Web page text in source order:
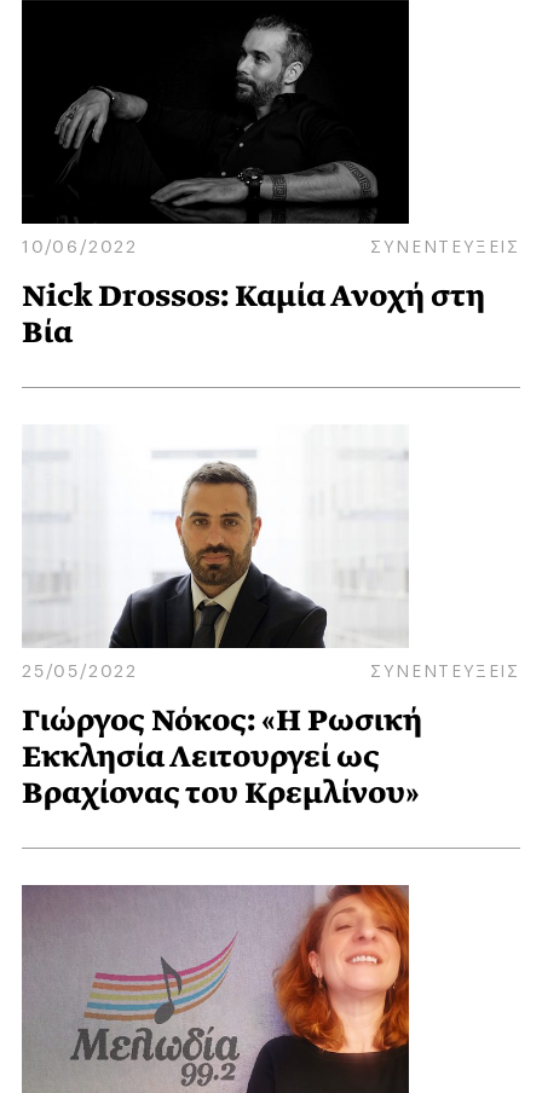
10/06/2022 ΣΥΝΕΝΤΕΥΞΕΙΣ
Nick Drossos: Καμία Ανοχή στη
Βία
25/05/2022 ΣΥΝΕΝΤΕΥΞΕΙΣ
Γιώργος Νόκος: «Η Ρωσική
Εκκλησία Λειτουργεί ως
Βραχίονας του Κρεμλίνου»